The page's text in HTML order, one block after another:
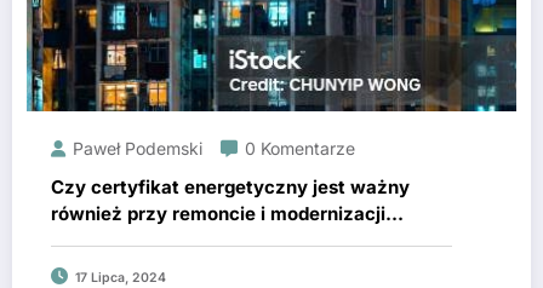
Paweł Podemski 0 Komentarze
Czy certyfikat energetyczny jest ważny
również przy remoncie i modernizacji
mieszkania?
17 Lipca, 2024